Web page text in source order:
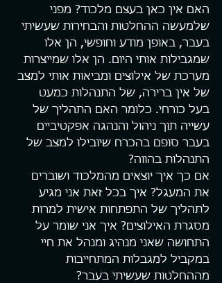
האם אין כאן בעצם מלכוד? מפני
שלמעשה ההחלטות והבחירות שעשיתי
בעבר, באופן מודע וחופשי, הן אלו
שמגבילות אותי היום. הן אלו שמייצרות
מערכת של אילוצים ומביאות אותי למצב
של אין ברירה, של התנהלות כמעט
בעל כורחי. כלומר האם התהליך של
עשייה תוך ניהול והנהגה אפקטיביים
בעבר סופם בהכרח שיובילו למצב של
התנהלות בהווה?
אם כך איך יוצאים מהמלכוד ושוברים
את המעגל? איך בכל זאת אני מגיע
לתהליך של התפתחות אישית למרות
מסגרת האילוצים? איך אני שומר על
התחושה שאני מנהיג ומנהל את חיי
במקביל למגבלות המתחייבות
מההחלטות שעשיתי בעבר?